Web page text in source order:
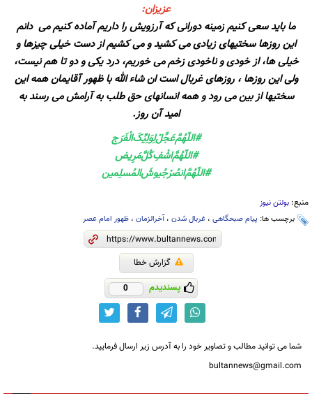
عزیزان:
ما باید سعی کنیم زمینه دورانی که آرزویش را داریم آماده کنیم می دانم
این روزها سختیهای زیادی می کشید و می کشیم از دست خیلی چیزها و
خیلی ها، از خودی و ناخودی زخم می خوریم، درد یکی و دو تا هم نیست،
ولی این روزها ، روزهای غربال است ان شاء الله با ظهور آقایمان همه این
سختیها از بین می رود و همه انسانهای حق طلب به آرامش می رسند به
امید آن روز.
#اللّهُمَّ‌عَجِّلْ‌لِوَلِيِّکَ‌الْفَرَج
#اللّهُمَّ‌اشْفِ‌کُلَّ‌مَرِیض
#اللّهُمَّ‌انصُرْ‌جُیوشَ‌المُسلِمین
منبع: بولتن نیوز
برچسب ها: پیام صبحگاهی ، غربال شدن ،آخرالزمان ، ظهور امام عصر
گزارش خطا
پسندیدم 0
شما می توانید مطالب و تصاویر خود را به آدرس زیر ارسال فرمایید.
bultannews@gmail.com